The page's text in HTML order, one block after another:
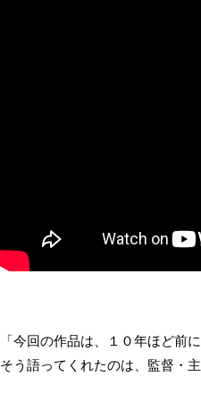
「今回の作品は、１０年ほど前
そう語ってくれたのは、監督・